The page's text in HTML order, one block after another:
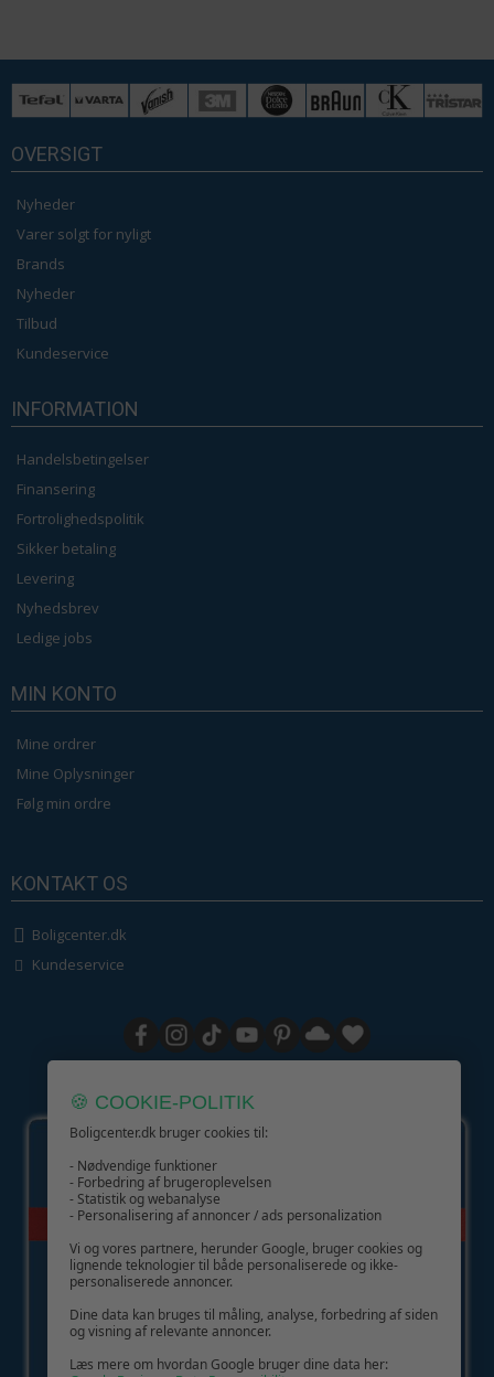
OVERSIGT
Nyheder
Varer solgt for nyligt
Brands
Nyheder
Tilbud
Kundeservice
INFORMATION
Handelsbetingelser
Finansering
Fortrolighedspolitik
Sikker betaling
Levering
Nyhedsbrev
Ledige jobs
MIN KONTO
Mine ordrer
Mine Oplysninger
Følg min ordre
KONTAKT OS
Boligcenter.dk
Kundeservice
GIV GLÆDE MED ET GAVEKORT!
🍪 COOKIE-POLITIK
Boligcenter.dk bruger cookies til:
- Nødvendige funktioner
- Forbedring af brugeroplevelsen
- Statistik og webanalyse
- Personalisering af annoncer / ads personalization
Vi og vores partnere, herunder Google, bruger cookies og
lignende teknologier til både personaliserede og ikke-
personaliserede annoncer.
Dine data kan bruges til måling, analyse, forbedring af siden
og visning af relevante annoncer.
Læs mere om hvordan Google bruger dine data her: